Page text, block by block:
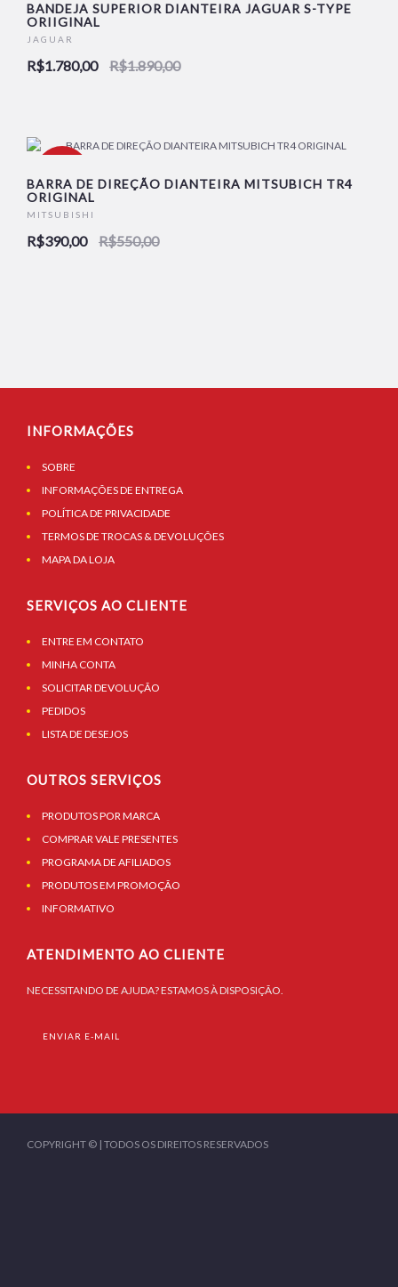
BANDEJA SUPERIOR DIANTEIRA JAGUAR S-TYPE
ORIIGINAL
JAGUAR
R$1.780,00 R$1.890,00
BARRA DE DIREÇÃO DIANTEIRA MITSUBICH TR4
ORIGINAL
MITSUBISHI
R$390,00 R$550,00
INFORMAÇÕES
SOBRE
INFORMAÇÕES DE ENTREGA
POLÍTICA DE PRIVACIDADE
TERMOS DE TROCAS & DEVOLUÇÕES
MAPA DA LOJA
SERVIÇOS AO CLIENTE
ENTRE EM CONTATO
MINHA CONTA
SOLICITAR DEVOLUÇÃO
PEDIDOS
LISTA DE DESEJOS
OUTROS SERVIÇOS
PRODUTOS POR MARCA
COMPRAR VALE PRESENTES
PROGRAMA DE AFILIADOS
PRODUTOS EM PROMOÇÃO
INFORMATIVO
ATENDIMENTO AO CLIENTE
NECESSITANDO DE AJUDA? ESTAMOS À DISPOSIÇÃO.
ENVIAR E-MAIL
COPYRIGHT © | TODOS OS DIREITOS RESERVADOS